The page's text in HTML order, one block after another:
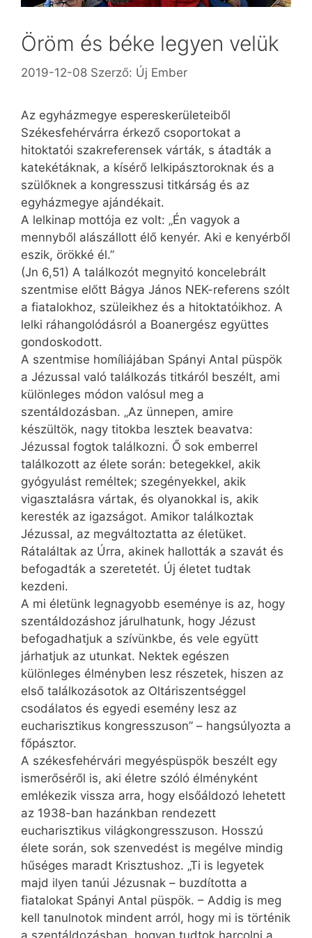
Öröm és béke legyen velük
2019-12-08 Szerző: Új Ember
Az egyházmegye espereskerületeiből
Székesfehérvárra érkező csoportokat a
hitoktatói szakreferensek várták, s átadták a
katekétáknak, a kísérő lelkipásztoroknak és a
szülőknek a kongresszusi titkárság és az
egyházmegye ajándékait.
A lelkinap mottója ez volt: „Én vagyok a
mennyből alászállott élő kenyér. Aki e kenyérből
eszik, örökké él.”
(Jn 6,51) A találkozót megnyitó koncelebrált
szentmise előtt Bágya János NEK-referens szólt
a fiatalokhoz, szüleikhez és a hitoktatóikhoz. A
lelki ráhangolódásról a Boanergész együttes
gondoskodott.
A szentmise homíliájában Spányi Antal püspök
a Jézussal való találkozás titkáról beszélt, ami
különleges módon valósul meg a
szentáldozásban. „Az ünnepen, amire
készültök, nagy titokba lesztek beavatva:
Jézussal fogtok találkozni. Ő sok emberrel
találkozott az élete során: betegekkel, akik
gyógyulást reméltek; szegényekkel, akik
vigasztalásra vártak, és olyanokkal is, akik
keresték az igazságot. Amikor találkoztak
Jézussal, az megváltoztatta az életüket.
Rátaláltak az Úrra, akinek hallották a szavát és
befogadták a szeretetét. Új életet tudtak
kezdeni.
A mi életünk legnagyobb eseménye is az, hogy
szentáldozáshoz járulhatunk, hogy Jézust
befogadhatjuk a szívünkbe, és vele együtt
járhatjuk az utunkat. Nektek egészen
különleges élményben lesz részetek, hiszen az
első találkozásotok az Oltáriszentséggel
csodálatos és egyedi esemény lesz az
eucharisztikus kongresszuson” – hangsúlyozta a
főpásztor.
A székesfehérvári megyéspüspök beszélt egy
ismerőséről is, aki életre szóló élményként
emlékezik vissza arra, hogy elsőáldozó lehetett
az 1938-ban hazánkban rendezett
eucharisztikus világkongresszuson. Hosszú
élete során, sok szenvedést is megélve mindig
hűséges maradt Krisztushoz. „Ti is legyetek
majd ilyen tanúi Jézusnak – buzdította a
fiatalokat Spányi Antal püspök. – Addig is meg
kell tanulnotok mindent arról, hogy mi is történik
a szentáldozásban, hogyan tudtok harcolni a